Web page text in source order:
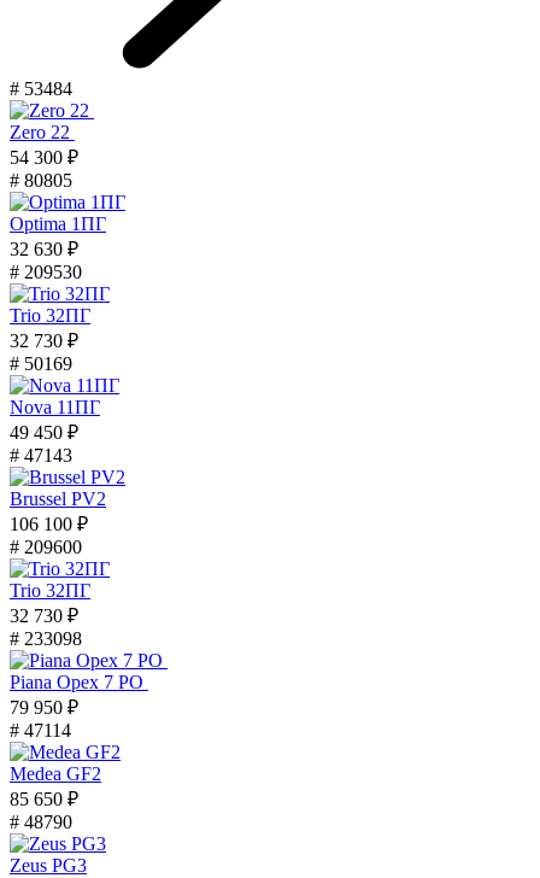
# 53484
Zero 22
54 300 ₽
# 80805
Optima 1ПГ
32 630 ₽
# 209530
Trio 32ПГ
32 730 ₽
# 50169
Nova 11ПГ
49 450 ₽
# 47143
Brussel PV2
106 100 ₽
# 209600
Trio 32ПГ
32 730 ₽
# 233098
Piana Орех 7 PO
79 950 ₽
# 47114
Medea GF2
85 650 ₽
# 48790
Zeus PG3